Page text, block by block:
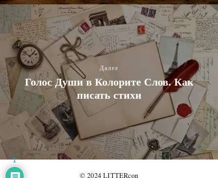
Далее
Голос Души в Колорите Слов. Как
писать стихи
© 2024 LITTERcon
1